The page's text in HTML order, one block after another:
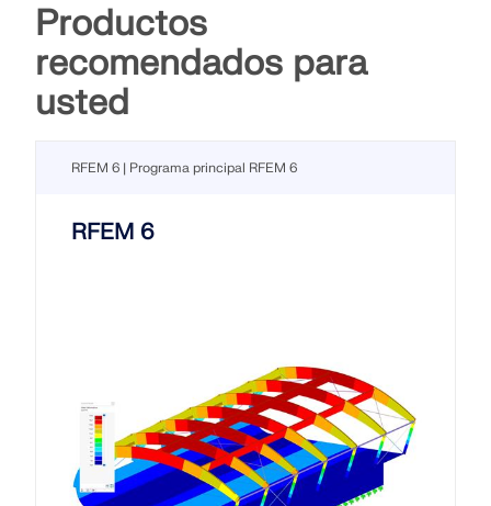
Productos
recomendados para
usted
RFEM 6 | Programa principal RFEM 6
RFEM 6